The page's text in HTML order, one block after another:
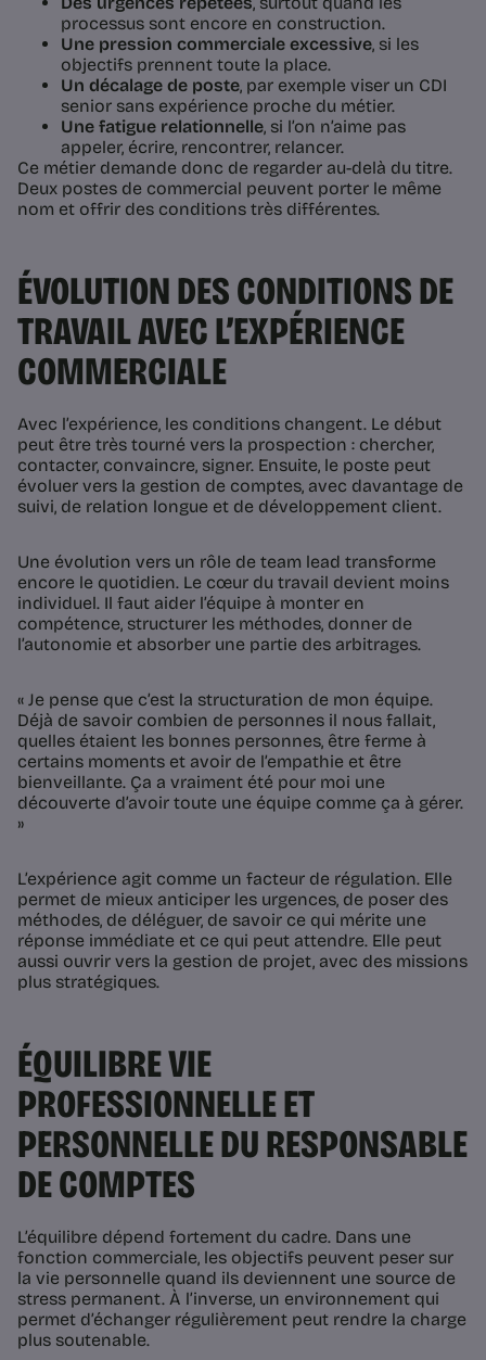
processus sont encore en construction.
Une pression commerciale excessive, si les
objectifs prennent toute la place.
Un décalage de poste, par exemple viser un CDI
senior sans expérience proche du métier.
Une fatigue relationnelle, si l’on n’aime pas
appeler, écrire, rencontrer, relancer.
Ce métier demande donc de regarder au-delà du titre.
Deux postes de commercial peuvent porter le même
nom et offrir des conditions très différentes.
ÉVOLUTION DES CONDITIONS DE
TRAVAIL AVEC L’EXPÉRIENCE
COMMERCIALE
Avec l’expérience, les conditions changent. Le début
peut être très tourné vers la prospection : chercher,
contacter, convaincre, signer. Ensuite, le poste peut
évoluer vers la gestion de comptes, avec davantage de
suivi, de relation longue et de développement client.
Une évolution vers un rôle de team lead transforme
encore le quotidien. Le cœur du travail devient moins
individuel. Il faut aider l’équipe à monter en
compétence, structurer les méthodes, donner de
l’autonomie et absorber une partie des arbitrages.
« Je pense que c’est la structuration de mon équipe.
Déjà de savoir combien de personnes il nous fallait,
quelles étaient les bonnes personnes, être ferme à
certains moments et avoir de l’empathie et être
bienveillante. Ça a vraiment été pour moi une
découverte d’avoir toute une équipe comme ça à gérer.
»
L’expérience agit comme un facteur de régulation. Elle
permet de mieux anticiper les urgences, de poser des
méthodes, de déléguer, de savoir ce qui mérite une
réponse immédiate et ce qui peut attendre. Elle peut
aussi ouvrir vers la gestion de projet, avec des missions
plus stratégiques.
ÉQUILIBRE VIE
PROFESSIONNELLE ET
PERSONNELLE DU RESPONSABLE
DE COMPTES
L’équilibre dépend fortement du cadre. Dans une
fonction commerciale, les objectifs peuvent peser sur
la vie personnelle quand ils deviennent une source de
stress permanent. À l’inverse, un environnement qui
permet d’échanger régulièrement peut rendre la charge
plus soutenable.